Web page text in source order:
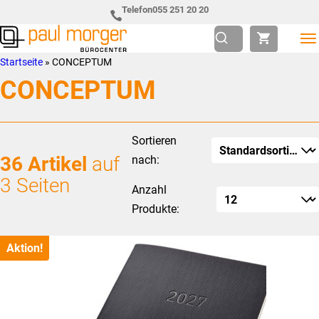
Hauptnavigation
springen
to
main
content
Telefon055 251 20 20
Paul
Morger
AG
Bürocenter
so
individuell
wie
Sie
Startseite » CONCEPTUM
CONCEPTUM
36 Artikel auf
3 Seiten
Sortieren
nach:
Anzahl
Produkte:
Aktion!